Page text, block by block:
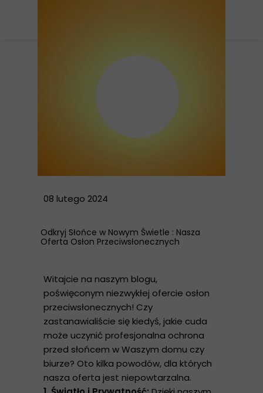
08 lutego 2024
Odkryj Słońce w Nowym Świetle : Nasza
Oferta Osłon Przeciwsłonecznych
Witajcie na naszym blogu,
poświęconym niezwykłej ofercie osłon
przeciwsłonecznych! Czy
zastanawialiście się kiedyś, jakie cuda
może uczynić profesjonalna ochrona
przed słońcem w Waszym domu czy
biurze? Oto kilka powodów, dla których
nasza oferta jest niepowtarzalna.